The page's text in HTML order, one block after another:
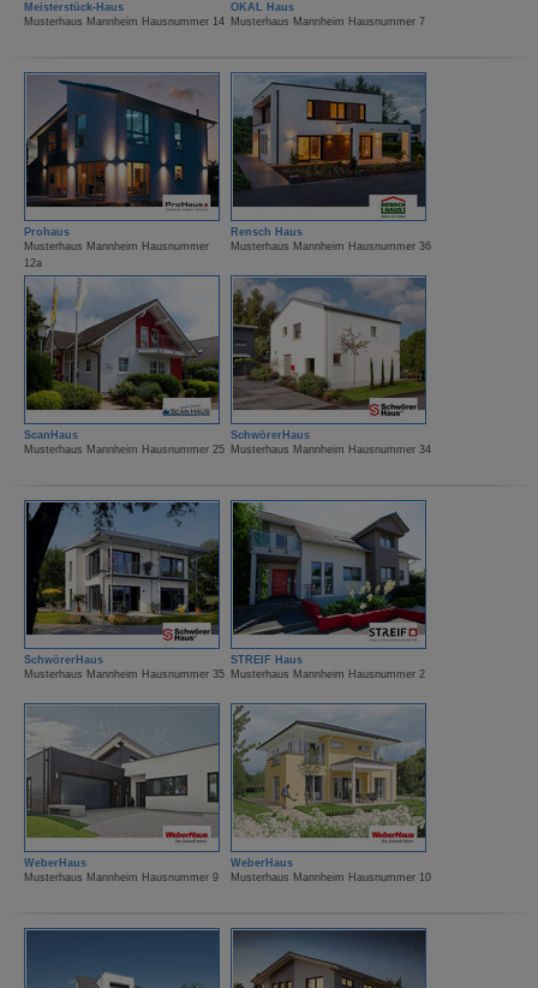
Meisterstück-Haus
Musterhaus Mannheim Hausnummer 14
OKAL Haus
Musterhaus Mannheim Hausnummer 7
Prohaus
Musterhaus Mannheim Hausnummer
12a
Rensch Haus
Musterhaus Mannheim Hausnummer 36
ScanHaus
Musterhaus Mannheim Hausnummer 25
SchwörerHaus
Musterhaus Mannheim Hausnummer 34
SchwörerHaus
Musterhaus Mannheim Hausnummer 35
STREIF Haus
Musterhaus Mannheim Hausnummer 2
WeberHaus
Musterhaus Mannheim Hausnummer 9
WeberHaus
Musterhaus Mannheim Hausnummer 10